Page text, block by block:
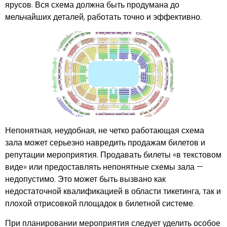
ярусов. Вся схема должна быть продумана до
мельчайших деталей, работать точно и эффективно.
Непонятная, неудобная, не четко работающая схема
зала может серьезно навредить продажам билетов и
репутации мероприятия. Продавать билеты «в текстовом
виде» или предоставлять непонятные схемы зала —
недопустимо. Это может быть вызвано как
недостаточной квалификацией в области тикетинга, так и
плохой отрисовкой площадок в билетной системе.
При планировании мероприятия следует уделить особое